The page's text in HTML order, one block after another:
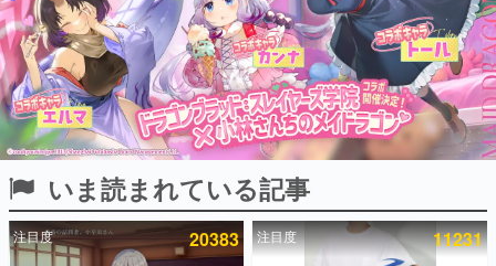
ピックアップ
電ファミのいま読まれている記事ランキング
いま読まれている記事
注目度 20383 注目度 11231